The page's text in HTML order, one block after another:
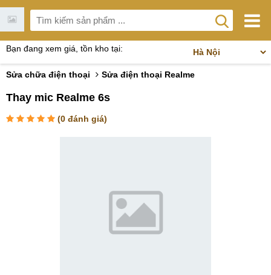
Bạn đang xem giá, tồn kho tại:
Sửa chữa điện thoại Sửa điện thoại Realme
Thay mic Realme 6s
(0 đánh giá)